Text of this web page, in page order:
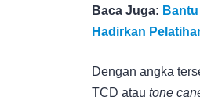
Baca Juga:
Hadirkan
Dengan angka
TCD atau tone